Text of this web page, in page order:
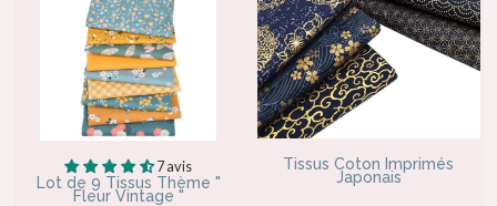
7 avis
Lot de 9 Tissus Thème "
Fleur Vintage "
Tissus Coton Imprimés
Japonais